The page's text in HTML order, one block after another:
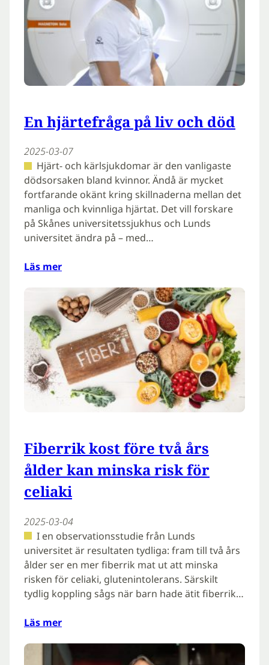
En hjärtefråga på liv och död
2025-03-07
Hjärt- och kärlsjukdomar är den vanligaste
dödsorsaken bland kvinnor. Ändå är mycket
fort­farande okänt kring skillnader­na mellan det
manliga och kvinn­liga hjärtat. Det vill forskare
på Skånes universitetssjukhus och Lunds
universitet ändra på – med…
Läs mer
Fiberrik kost före två års
ålder kan minska risk för
celiaki
2025-03-04
I en observationsstudie från Lunds
universitet är resultaten tydliga: fram till två års
ålder ser en mer fiberrik mat ut att minska
risken för celiaki, glutenintolerans. Särskilt
tydlig koppling sågs när barn hade ätit fiberrik…
Läs mer